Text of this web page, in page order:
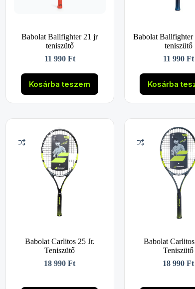
Babolat Ballfighter 21 jr
teniszütő
11 990 Ft
Kosárba teszem
Babolat
teniszütő
11 990 Ft
Kosárba
Babolat Carlitos 25 Jr.
Teniszütő
18 990Ft
Babolat
Teniszütő
18 990Ft